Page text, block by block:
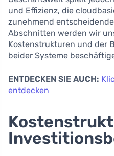
und Effizienz, die
zunehmend
Abschnitten werden wir
Kostenstrukturen und der
beider Systeme
ENTDECKEN SIE AUCH:
entdecken